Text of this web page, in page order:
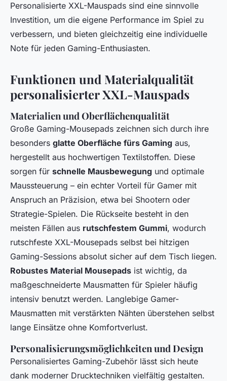
Personalisierte XXL-Mauspads sind eine sinnvolle
Investition, um die eigene Performance im Spiel zu
verbessern, und bieten gleichzeitig eine individuelle
Note für jeden Gaming-Enthusiasten.
Funktionen und Materialqualität
personalisierter XXL-Mauspads
Materialien und Oberflächenqualität
Große Gaming-Mousepads zeichnen sich durch ihre
besonders glatte Oberfläche fürs Gaming aus,
hergestellt aus hochwertigen Textilstoffen. Diese
sorgen für schnelle Mausbewegung und optimale
Maussteuerung – ein echter Vorteil für Gamer mit
Anspruch an Präzision, etwa bei Shootern oder
Strategie-Spielen. Die Rückseite besteht in den
meisten Fällen aus rutschfestem Gummi, wodurch
rutschfeste XXL-Mousepads selbst bei hitzigen
Gaming-Sessions absolut sicher auf dem Tisch liegen.
Robustes Material Mousepads ist wichtig, da
maßgeschneiderte Mausmatten für Spieler häufig
intensiv benutzt werden. Langlebige Gamer-
Mausmatten mit verstärkten Nähten überstehen selbst
lange Einsätze ohne Komfortverlust.
Personalisierungsmöglichkeiten und Design
Personalisiertes Gaming-Zubehör lässt sich heute
dank moderner Drucktechniken vielfältig gestalten.